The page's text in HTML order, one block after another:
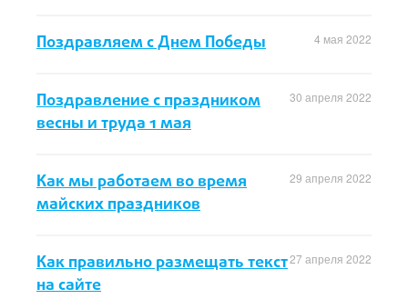
4 мая 2022
Поздравляем с Днем Победы
30 апреля 2022
Поздравление с праздником
весны и труда 1 мая
29 апреля 2022
Как мы работаем во время
майских праздников
27 апреля 2022
Как правильно размещать текст
на сайте